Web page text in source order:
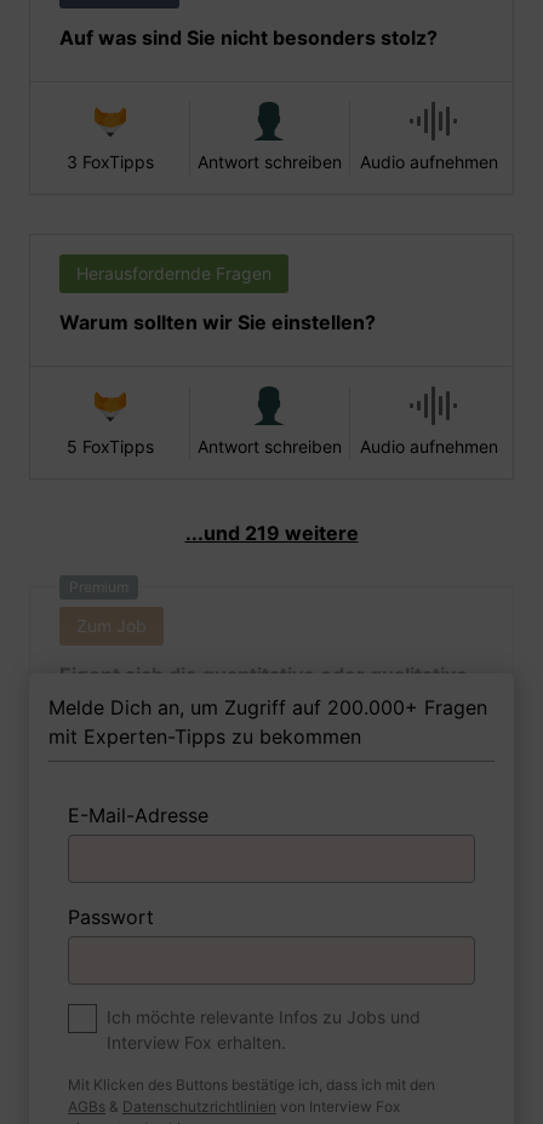
Auf was sind Sie nicht besonders stolz?
3 FoxTipps Antwort schreiben Audio aufnehmen
Herausfordernde Fragen
Warum sollten wir Sie einstellen?
5 FoxTipps Antwort schreiben Audio aufnehmen
...und 219 weitere
Premium
Zum Job
Eigent sich die quantitative oder qualitative
Erfolgsmessung einer
Weiterbildungsmaßnahme, um
herauszustellen, ob z.B. die neuen
und gelebt werden?
1 Beispiel Antwort schreiben Audio aufnehmen
Premium
Zum Job
Ein beispielhaftes Unternehmen hat
Melde Dich an, um Zugriff auf 200.000+ Fragen
mit Experten-Tipps zu bekommen
E-Mail-Adresse
Passwort
Ich möchte relevante Infos zu Jobs und
Interview Fox erhalten.
Mit Klicken des Buttons bestätige ich, dass ich mit den
AGBs & Datenschutzrichtlinien von Interview Fox